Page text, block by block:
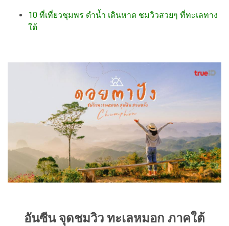
10 ที่เที่ยวชุมพร ดำน้ำ เดินหาด ชมวิวสวยๆ ที่ทะเลทาง
ใต้
อันซีน จุดชมวิว ทะเลหมอก ภาคใต้